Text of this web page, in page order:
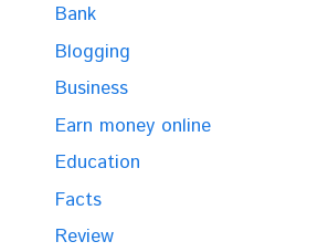
Bank
Blogging
Business
Earn money online
Education
Facts
Review